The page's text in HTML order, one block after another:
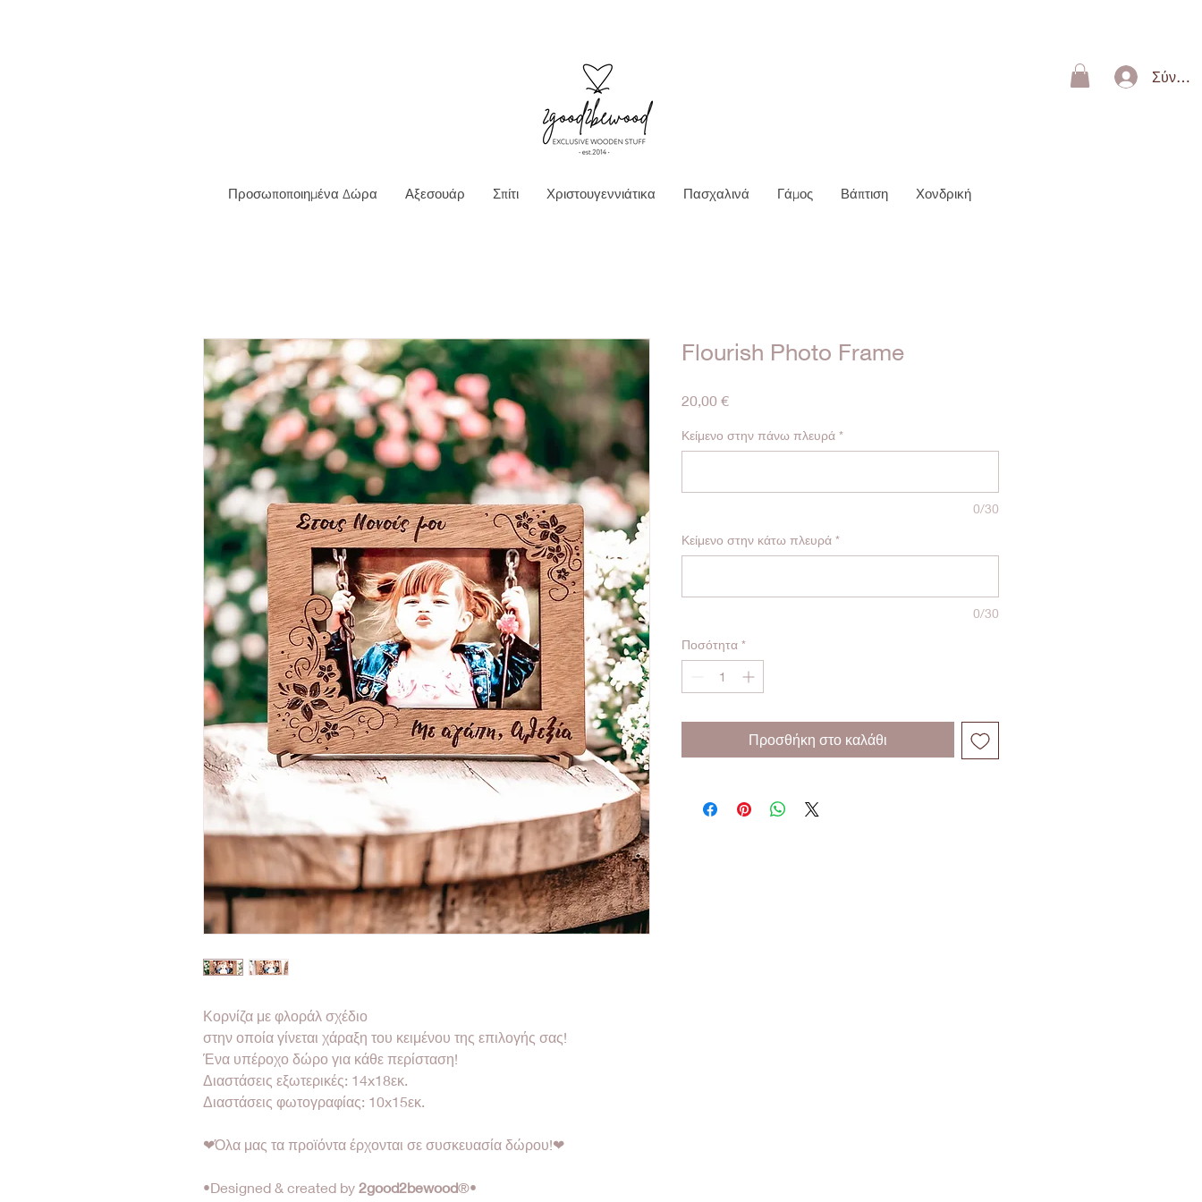
Προσωποποιημένα Δώρα Αξεσουάρ Σπίτι Χριστουγεννιάτικα Πασχαλινά Γάμος Βάπτιση Χονδρική
Κορνίζα με φλοράλ σχέδιο
στην οποία γίνεται χάραξη του κειμένου της επιλογής σας!
Ένα υπέροχο δώρο για κάθε περίσταση!
Διαστάσεις εξωτερικές: 14x18εκ.
Διαστάσεις φωτογραφίας: 10x15εκ.
❤Όλα μας τα προϊόντα έρχονται σε συσκευασία δώρου!❤
•Designed & created by 2good2bewood®•
Flourish Photo Frame
20,00 €Τιμή
Κείμενο στην πάνω πλευρά *
0/30
Κείμενο στην κάτω πλευρά *
0/30
Ποσότητα *
Προσθήκη στο καλάθι